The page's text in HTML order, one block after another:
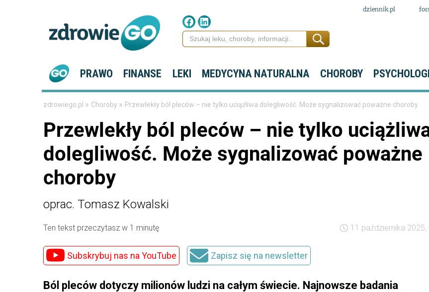
dziennik.pl
PRAWO FINANSE LEKI MEDYCYNA NATURALNA CHOROBY
zdrowiego.pl » Choroby » Przewlekły ból pleców – nie tylko uciążliwa dolegliwość. Może sygnalizować poważne choroby
Przewlekły ból pleców – nie tylko
dolegliwość. Może sygnalizować poważne
choroby
oprac. Tomasz Kowalski
Ten tekst przeczytasz w 1 minutę 11 października 2025,
Subskrybuj nas na YouTube Zapisz się na newsletter
Ból pleców dotyczy milionów ludzi na całym świecie. Najnowsze badania